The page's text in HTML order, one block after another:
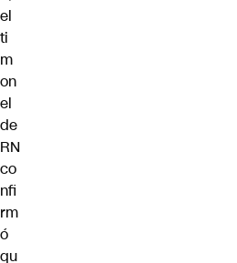
el
ti
m
on
el
de
RN
co
nfi
rm
ó
qu